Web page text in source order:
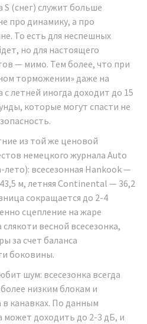
S (снег) служит больше
про динамику, а про
То есть для неспешных
но для настоящего
— мимо. Тем более, что при
торможении» даже на
летней иногда доходит до 15
которые могут спасти не
из той же ценовой
немецкого журнала Auto
лето): всесезонная Hankook —
м, летняя Continental — 36,2
сокращается до 2-4
сцепление на жаре
весной всесезонка,
за счет баланса
боковины.
шум: всесезонка всегда
низким блокам и
канавках. По данным
может доходить до 2-3 дБ, и